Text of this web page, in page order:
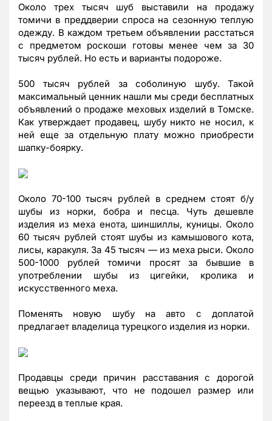
Около трех тысяч шуб выставили на продажу
томичи в преддверии спроса на сезонную теплую
одежду. В каждом третьем объявлении расстаться
с предметом роскоши готовы менее чем за 30
тысяч рублей. Но есть и варианты подороже.
500 тысяч рублей за соболиную шубу. Такой
максимальный ценник нашли мы среди бесплатных
объявлений о продаже меховых изделий в Томске.
Как утверждает продавец, шубу никто не носил, к
ней еще за отдельную плату можно приобрести
шапку-боярку.
Около 70-100 тысяч рублей в среднем стоят б/у
шубы из норки, бобра и песца. Чуть дешевле
изделия из меха енота, шиншиллы, куницы. Около
60 тысяч рублей стоят шубы из камышового кота,
лисы, каракуля. За 45 тысяч — из меха рыси. Около
500-1000 рублей томичи просят за бывшие в
употреблении шубы из цигейки, кролика и
искусственного меха.
Поменять новую шубу на авто с доплатой
предлагает владелица турецкого изделия из норки.
Продавцы среди причин расставания с дорогой
вещью указывают, что не подошел размер или
переезд в теплые края.